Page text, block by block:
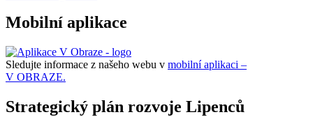
Mobilní aplikace
Sledujte informace z našeho webu v mobilní aplikaci –
V OBRAZE.
Strategický plán rozvoje Lipenců